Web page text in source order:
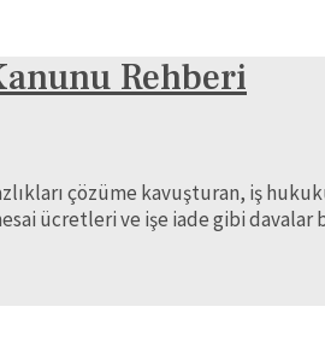
Rehberi
çözüme kavuşturan, iş
ücretleri ve işe iade gibi davalar